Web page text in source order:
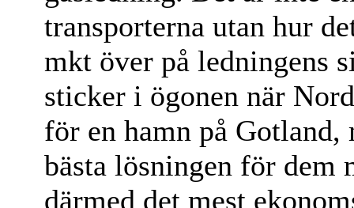
transporterna utan hur
mkt över på ledningens
sticker i ögonen när
för en hamn på Gotland,
bästa lösningen för dem
därmed det mest